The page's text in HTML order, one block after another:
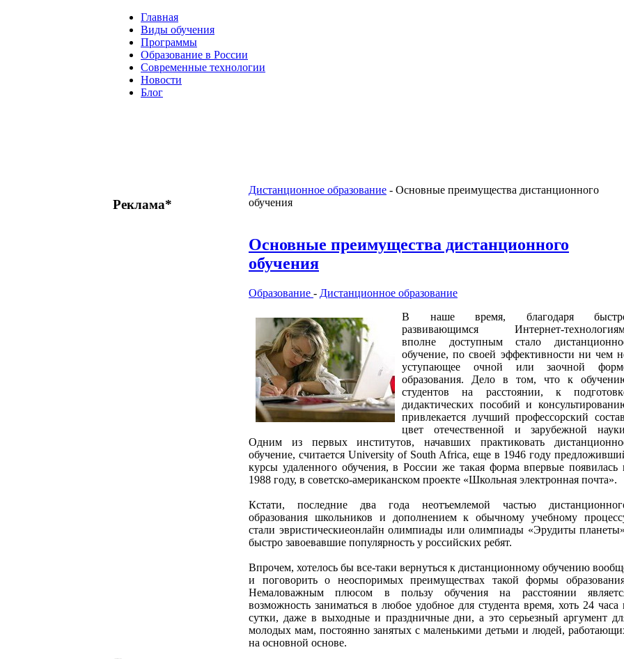
Главная
Виды обучения
Программы
Образование в России
Современные технологии
Новости
Блог
Дистанционное образование - Основные преимущества дистанционного
обучения
Основные преимущества дистанционного
обучения
Образование - Дистанционное образование
В наше время, благодаря
развивающимся Интернет-
вполне доступным стало
обучение, по своей эффективности ни чем
уступающее очной или заочной
образования. Дело в том, что к
студентов на расстоянии, к
дидактических пособий и
привлекается лучший профессорский
цвет отечественной и зарубежной
Одним из первых институтов, начавших практиковать
обучение, считается University of South Africa, еще в 1946 году
курсы удаленного обучения, в России же такая форма впервые появилась
1988 году, в советско-американском проекте «Школьная электронная почта».
Кстати, последние два года неотъемлемой частью
образования школьников и дополнением к обычному учебному
стали эвристическиеонлайн олимпиады или олимпиады «Эрудиты
быстро завоевавшие популярность у российских ребят.
Впрочем, хотелось бы все-таки вернуться к дистанционному обучению
и поговорить о неоспоримых преимуществах такой формы
Немаловажным плюсом в пользу обучения на расстоянии
возможность заниматься в любое удобное для студента время, хоть 24 часа
сутки, даже в выходные и праздничные дни, а это серьезный аргумент
молодых мам, постоянно занятых с маленькими детьми и людей,
на основной основе.
Реклама*